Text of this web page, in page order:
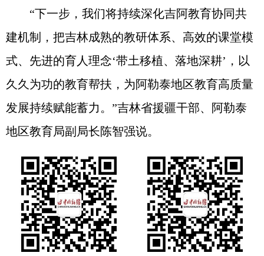
“下一步，我们将持续深化吉阿教育协同共
建机制，把吉林成熟的教研体系、高效的课堂模
式、先进的育人理念‘带土移植、落地深耕’，以
久久为功的教育帮扶，为阿勒泰地区教育高质量
发展持续赋能蓄力。”吉林省援疆干部、阿勒泰
地区教育局副局长陈智强说。